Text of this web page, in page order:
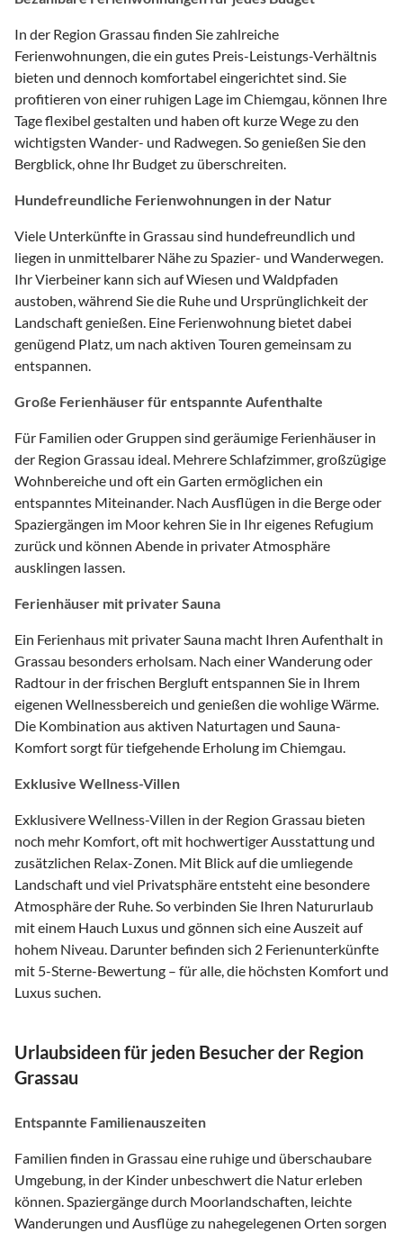
In der Region Grassau finden Sie zahlreiche
Ferienwohnungen, die ein gutes Preis-Leistungs-Verhältnis
bieten und dennoch komfortabel eingerichtet sind. Sie
profitieren von einer ruhigen Lage im Chiemgau, können Ihre
Tage flexibel gestalten und haben oft kurze Wege zu den
wichtigsten Wander- und Radwegen. So genießen Sie den
Bergblick, ohne Ihr Budget zu überschreiten.
Hundefreundliche Ferienwohnungen in der Natur
Viele Unterkünfte in Grassau sind hundefreundlich und
liegen in unmittelbarer Nähe zu Spazier- und Wanderwegen.
Ihr Vierbeiner kann sich auf Wiesen und Waldpfaden
austoben, während Sie die Ruhe und Ursprünglichkeit der
Landschaft genießen. Eine Ferienwohnung bietet dabei
genügend Platz, um nach aktiven Touren gemeinsam zu
entspannen.
Große Ferienhäuser für entspannte Aufenthalte
Für Familien oder Gruppen sind geräumige Ferienhäuser in
der Region Grassau ideal. Mehrere Schlafzimmer, großzügige
Wohnbereiche und oft ein Garten ermöglichen ein
entspanntes Miteinander. Nach Ausflügen in die Berge oder
Spaziergängen im Moor kehren Sie in Ihr eigenes Refugium
zurück und können Abende in privater Atmosphäre
ausklingen lassen.
Ferienhäuser mit privater Sauna
Ein Ferienhaus mit privater Sauna macht Ihren Aufenthalt in
Grassau besonders erholsam. Nach einer Wanderung oder
Radtour in der frischen Bergluft entspannen Sie in Ihrem
eigenen Wellnessbereich und genießen die wohlige Wärme.
Die Kombination aus aktiven Naturtagen und Sauna-
Komfort sorgt für tiefgehende Erholung im Chiemgau.
Exklusive Wellness-Villen
Exklusivere Wellness-Villen in der Region Grassau bieten
noch mehr Komfort, oft mit hochwertiger Ausstattung und
zusätzlichen Relax-Zonen. Mit Blick auf die umliegende
Landschaft und viel Privatsphäre entsteht eine besondere
Atmosphäre der Ruhe. So verbinden Sie Ihren Natururlaub
mit einem Hauch Luxus und gönnen sich eine Auszeit auf
hohem Niveau. Darunter befinden sich 2 Ferienunterkünfte
mit 5-Sterne-Bewertung – für alle, die höchsten Komfort und
Luxus suchen.
Urlaubsideen für jeden Besucher der Region
Grassau
Entspannte Familienauszeiten
Familien finden in Grassau eine ruhige und überschaubare
Umgebung, in der Kinder unbeschwert die Natur erleben
können. Spaziergänge durch Moorlandschaften, leichte
Wanderungen und Ausflüge zu nahegelegenen Orten sorgen